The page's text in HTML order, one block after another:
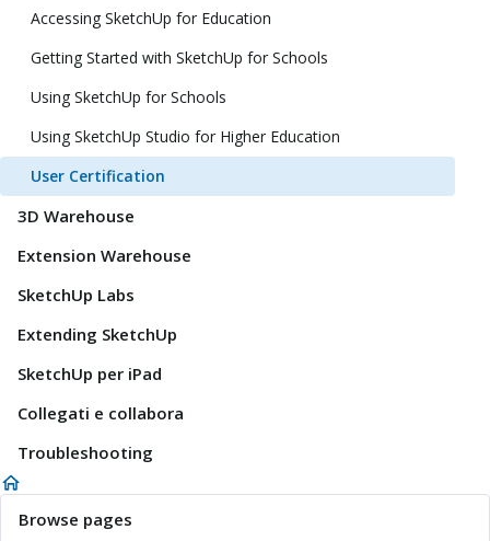
Accessing SketchUp for Education
Getting Started with SketchUp for Schools
Using SketchUp for Schools
Using SketchUp Studio for Higher Education
User Certification
3D Warehouse
Extension Warehouse
SketchUp Labs
Extending SketchUp
SketchUp per iPad
Collegati e collabora
Troubleshooting
Browse pages